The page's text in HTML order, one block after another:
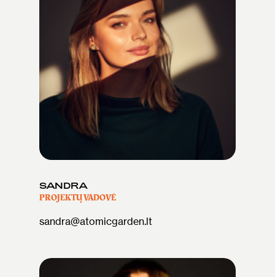
SANDRA
PROJEKTŲ VADOVĖ
sandra@atomicgarden.lt